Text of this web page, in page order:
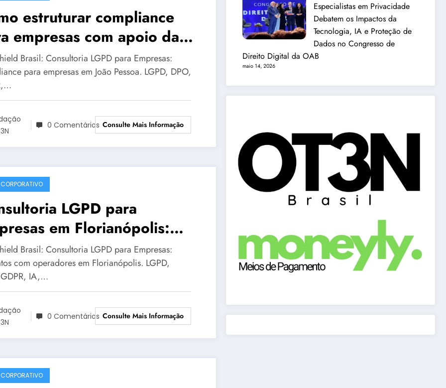
estruturar compliance
empresas com apoio da
Brasil em João
| Série DataShield 078
Brasil: Consultoria LGPD para Empresas:
para empresas em João Pessoa. LGPD, DPO,
0 Comentários Consulte Mais Informação
LGPD para
em Florianópolis:
prático para reduzir riscos
corporativa | Série
084
Brasil: Consultoria LGPD para Empresas:
com operadores em Florianópolis. LGPD,
IA,…
0 Comentários Consulte Mais Informação
Especialistas em Privacidade
Debatem os Impactos da
Tecnologia, IA e Proteção de
Dados no Congresso de
Direito Digital da OAB
maio 14, 2026